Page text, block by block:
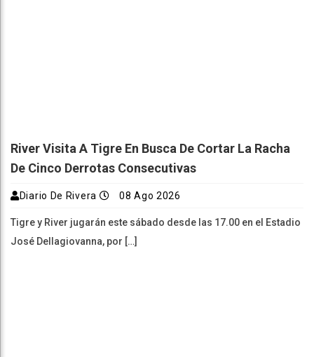
River Visita A Tigre En Busca De Cortar La Racha
De Cinco Derrotas Consecutivas
Diario De Rivera 08 Ago 2026
Tigre y River jugarán este sábado desde las 17.00 en el Estadio
José Dellagiovanna, por […]